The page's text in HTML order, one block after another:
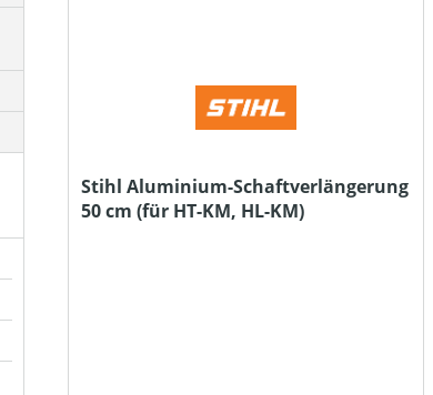
Stihl Aluminium-Schaftverlängerung
50 cm (für HT-KM, HL-KM)